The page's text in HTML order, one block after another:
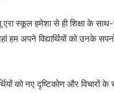
स्कूल हमेशा से ही शिक्षा के साथ-
हम अपने विद्यार्थियों को उनके
को नए दृष्टिकोण और विचारों